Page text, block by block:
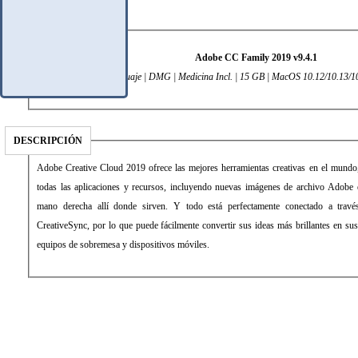
Adobe CC Family 2019 v9.4.1
Multilenguaje | DMG | Medicina Incl. | 15 GB | MacOS 10.12/10.13/
DESCRIPCIÓN
Adobe Creative Cloud 2019 ofrece las mejores herramientas creativas en el
todas las aplicaciones y recursos, incluyendo nuevas imágenes de archivo Adobe
mano derecha allí donde sirven. Y todo está perfectamente conectado a
CreativeSync, por lo que puede fácilmente convertir sus ideas más brillantes en
equipos de sobremesa y dispositivos móviles.